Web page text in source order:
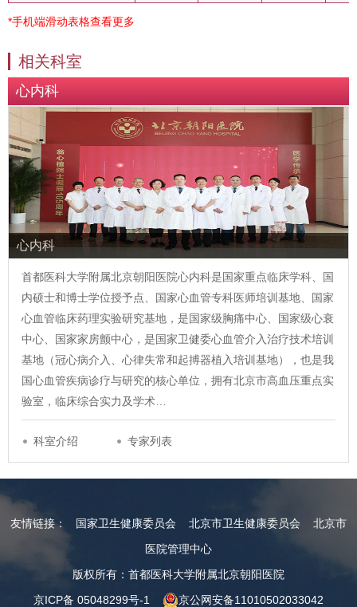
*手机端滑动表格查看更多
相关科室
心内科
心内科
首都医科大学附属北京朝阳医院心内科是国家重点临床学科、国
内硕士和博士学位授予点、国家心血管专科医师培训基地、国家
心血管临床药理实验研究基地，是国家级胸痛中心、国家级心衰
中心、国家家房颤中心，是国家卫健委心血管介入治疗技术培训
基地（冠心病介入、心律失常和起搏器植入培训基地），也是我
国心血管疾病诊疗与研究的核心单位，拥有北京市高血压重点实
验室，临床综合实力及学术…
科室介绍 专家列表
友情链接： 国家卫生健康委员会 北京市卫生健康委员会
北京市
医院管理中心
版权所有：首都医科大学附属北京朝阳医院
京ICP备 05048299号-1
京公网安备11010502033042